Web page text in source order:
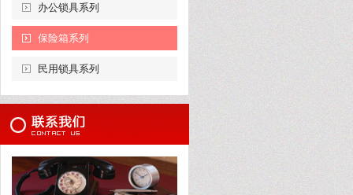
办公锁具系列
保险箱系列
民用锁具系列